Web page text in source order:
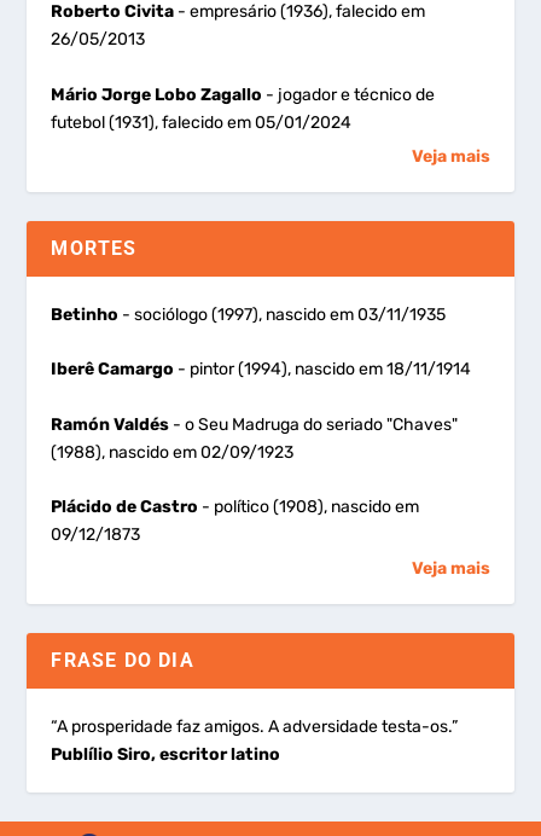
Roberto Civita - empresário (1936), falecido em
26/05/2013
Mário Jorge Lobo Zagallo - jogador e técnico de
futebol (1931), falecido em 05/01/2024
Veja mais
MORTES
Betinho - sociólogo (1997), nascido em 03/11/1935
Iberê Camargo - pintor (1994), nascido em 18/11/1914
Ramón Valdés - o Seu Madruga do seriado "Chaves"
(1988), nascido em 02/09/1923
Plácido de Castro - político (1908), nascido em
09/12/1873
Veja mais
FRASE DO DIA
“A prosperidade faz amigos. A adversidade testa-os.”
Publílio Siro, escritor latino